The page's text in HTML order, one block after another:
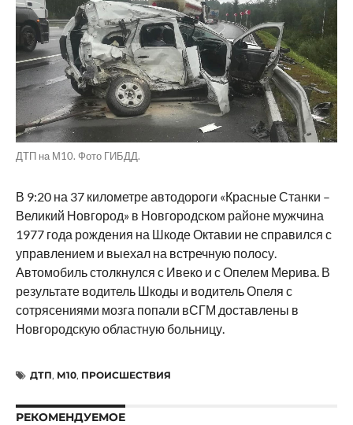
ДТП на М10. Фото ГИБДД.
В 9:20 на 37 километре автодороги «Красные Станки –
Великий Новгород» в Новгородском районе мужчина
1977 года рождения на Шкоде Октавии не справился с
управлением и выехал на встречную полосу.
Автомобиль столкнулся с Ивеко и с Опелем Мерива. В
результате водитель Шкоды и водитель Опеля с
сотрясениями мозга попали вСГМ доставлены в
Новгородскую областную больницу.
ДТП, М10, ПРОИСШЕСТВИЯ
РЕКОМЕНДУЕМОЕ